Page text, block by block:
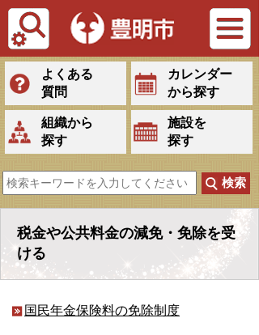
Tiếng Việt
よくある
質問
カレンダー
から探す
組織から
探す
施設を
探す
税金や公共料金の減免・免除を受
ける
国民年金保険料の免除制度